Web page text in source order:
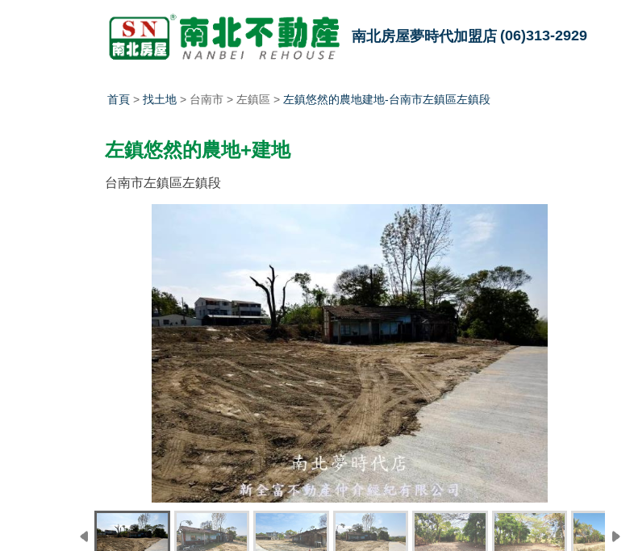
南北房屋夢時代加盟店 (06)313-2929
首頁 > 找土地 > 台南市 > 左鎮區 > 左鎮悠然的農地建地-台南市左鎮區左鎮段
左鎮悠然的農地+建地
台南市左鎮區左鎮段